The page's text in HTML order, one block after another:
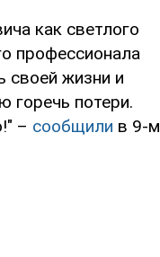
как светлого
профессионала
своей жизни и
горечь потери.
– сообщили в 9-м